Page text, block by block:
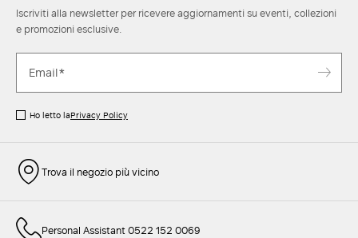
Iscriviti alla newsletter per ricevere aggiornamenti su eventi, collezioni
e promozioni esclusive.
Ho letto laPrivacy Policy
Trova il negozio più vicino
Personal Assistant 0522 152 0069